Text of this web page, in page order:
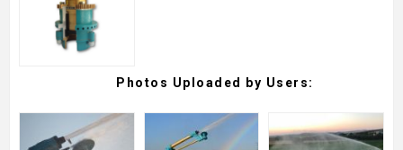
Photos Uploaded by Users: